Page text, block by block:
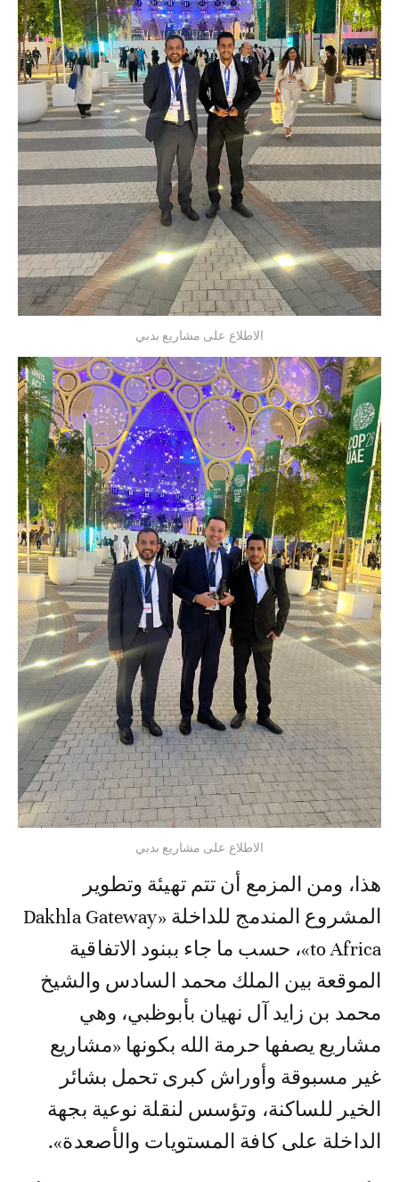
الاطلاع على مشاريع بدبي
الاطلاع على مشاريع بدبي
هذا، ومن المزمع أن تتم تهيئة وتطوير
المشروع المندمج للداخلة «Dakhla Gateway
to Africa»، حسب ما جاء ببنود الاتفاقية
الموقعة بين الملك محمد السادس والشيخ
محمد بن زايد آل نهيان بأبوظبي، وهي
مشاريع يصفها حرمة الله بكونها «مشاريع
غير مسبوقة وأوراش كبرى تحمل بشائر
الخير للساكنة، وتؤسس لنقلة نوعية بجهة
الداخلة على كافة المستويات والأصعدة».